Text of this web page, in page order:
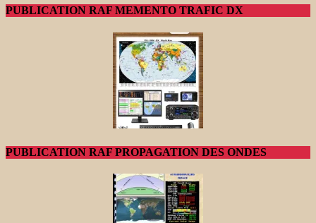
PUBLICATION RAF MEMENTO TRAFIC DX
PUBLICATION RAF PROPAGATION DES ONDES